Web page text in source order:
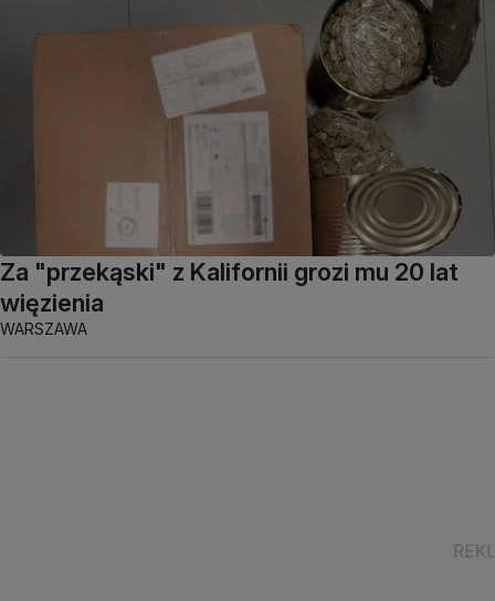
Za "przekąski" z Kalifornii grozi mu 20 lat
więzienia
WARSZAWA